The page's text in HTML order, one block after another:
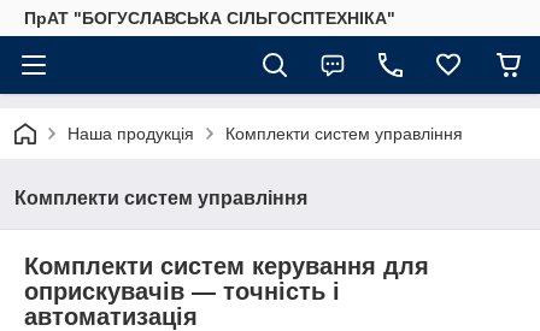
ПрАТ "БОГУСЛАВСЬКА СІЛЬГОСПТЕХНІКА"
Наша продукція Комплекти систем управління
Комплекти систем управління
Комплекти систем керування для
оприскувачів — точність і
автоматизація